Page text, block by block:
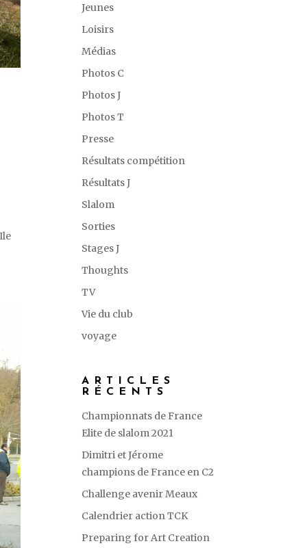
Jeunes
Loisirs
Médias
Photos C
Photos J
Photos T
Presse
Résultats compétition
Résultats J
Slalom
Sorties
Stages J
Thoughts
TV
Vie du club
voyage
ARTICLES
RÉCENTS
Championnats de France
Elite de slalom 2021
Dimitri et Jérome
champions de France en C2
Challenge avenir Meaux
Calendrier action TCK
Preparing for Art Creation